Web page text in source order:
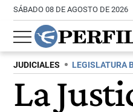
SÁBADO 08 DE AGOSTO DE 2026
JUDICIALES LEGISLATURA
La